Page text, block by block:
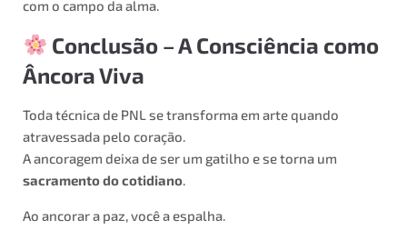
com o campo da alma.
Conclusão – A Consciência como
Âncora Viva
Toda técnica de PNL se transforma em arte quando
atravessada pelo coração.
A ancoragem deixa de ser um gatilho e se torna um
sacramento do cotidiano.
Ao ancorar a paz, você a espalha.